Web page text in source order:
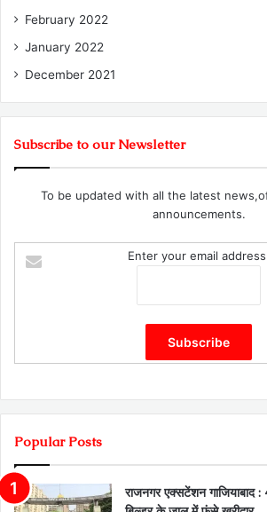
February 2022
January 2022
December 2021
Subscribe to our Newsletter
To be updated with all the latest
announcements.
Enter your email
Popular Posts
राजनगर एक्सटेंशन गाजियाबाद